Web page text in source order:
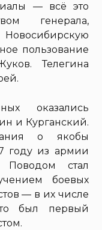
— всё это
генерала,
пользование
Телегина
оказались
и Курганский.
о якобы
году из армии
Поводом стал
боевых
— в их числе
был первый